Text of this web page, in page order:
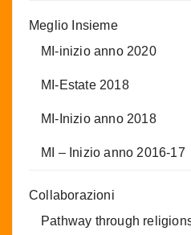
Meglio Insieme
MI-inizio anno 2020
MI-Estate 2018
MI-Inizio anno 2018
MI – Inizio anno 2016-17
Collaborazioni
Pathway through